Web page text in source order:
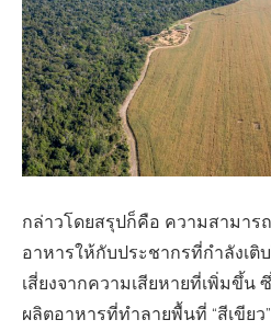
กล่าวโดยสรุปก็คือ ความสามาร
อาหารให้กับประชากรที่กำลังเติ
เสี่ยงจากความเสียหายที่เพิ่มขึ้น
ผลิตอาหารที่ทำลายพื้นที่ “สีเขีย